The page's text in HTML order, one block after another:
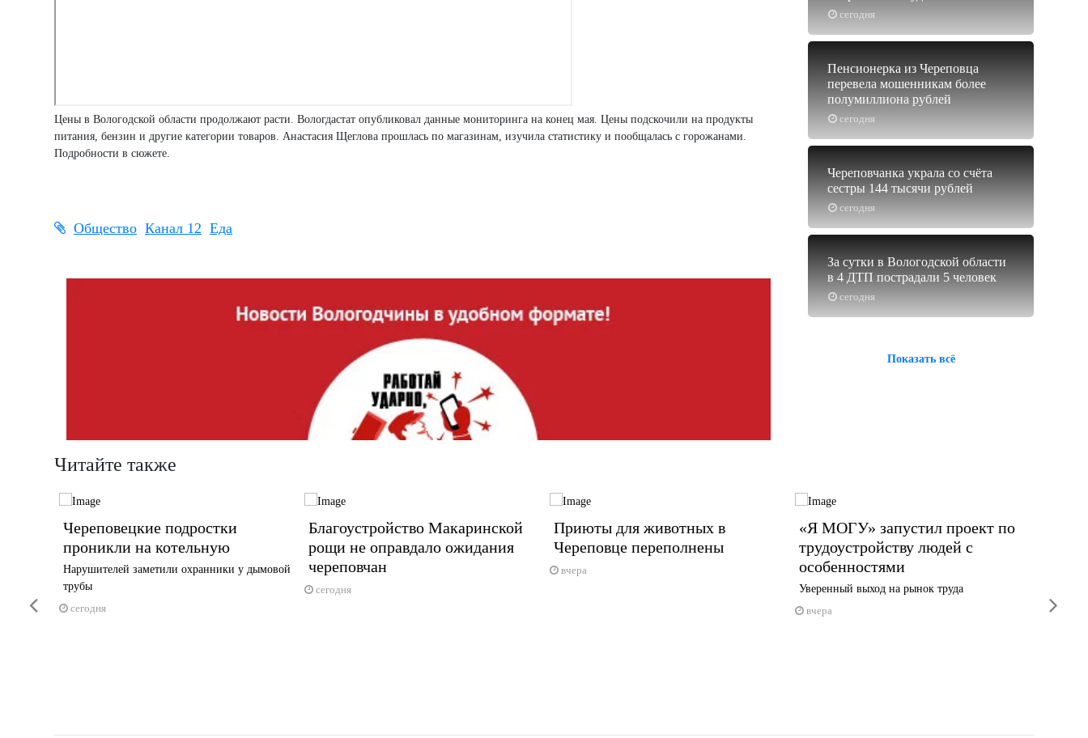
Цены в Вологодской области продолжают расти. Вологдастат опубликовал данные мониторинга на конец мая. Цены подскочили на продукты
питания, бензин и другие категории товаров. Анастасия Щеглова прошлась по магазинам, изучила статистику и пообщалась с горожанами.
Подробности в сюжете.
Общество Канал 12 Еда
сегодня
сегодня
Пенсионерка из Череповца
перевела мошенникам более
полумиллиона рублей
сегодня
Череповчанка украла со счёта
сестры 144 тысячи рублей
сегодня
За сутки в Вологодской области
в 4 ДТП пострадали 5 человек
Показать всё
Читайте также
Череповецкие подростки
проникли на котельную
Нарушителей заметили охранники у дымовой
трубы
сегодня
Благоустройство Макаринской
рощи не оправдало ожидания
череповчан
сегодня
Приюты для животных в
Череповце переполнены
вчера
«Я МОГУ» запустил проект по
трудоустройству людей с
особенностями
Уверенный выход на рынок труда
вчера